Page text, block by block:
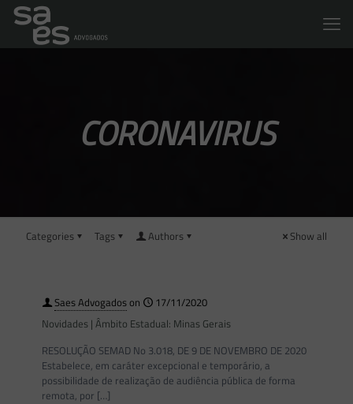
CORONAVIRUS
Categories Tags Authors Show all
Saes Advogadoson
17/11/2020
Novidades | Âmbito Estadual: Minas Gerais
RESOLUÇÃO SEMAD No 3.018, DE 9 DE NOVEMBRO DE 2020
Estabelece, em caráter excepcional e temporário, a
possibilidade de realização de audiência pública de forma
remota, por […]